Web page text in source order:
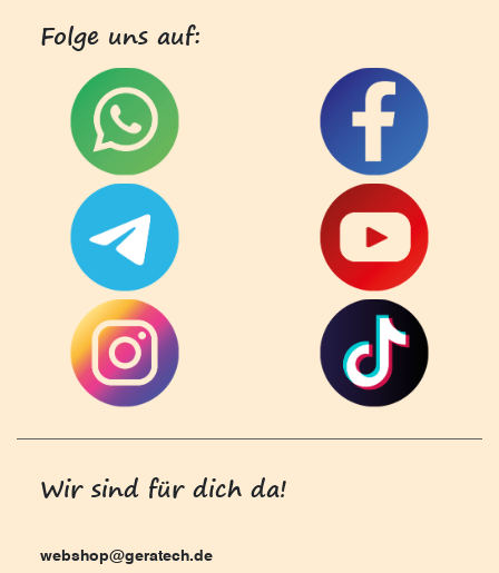
Folge uns auf:
Wir sind für dich da!
webshop@geratech.de